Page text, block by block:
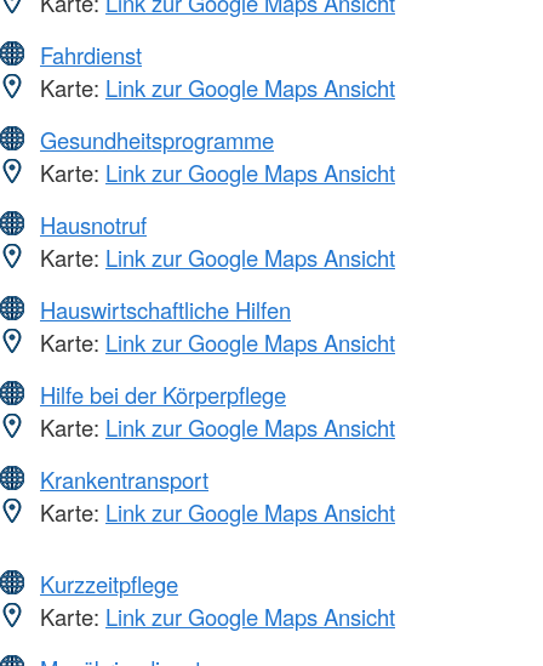
Fahrdienst
Karte: Link zur Google Maps Ansicht
Gesundheitsprogramme
Karte: Link zur Google Maps Ansicht
Hausnotruf
Karte: Link zur Google Maps Ansicht
Hauswirtschaftliche Hilfen
Karte: Link zur Google Maps Ansicht
Hilfe bei der Körperpflege
Karte: Link zur Google Maps Ansicht
Krankentransport
Karte: Link zur Google Maps Ansicht
Kurzzeitpflege
Karte: Link zur Google Maps Ansicht